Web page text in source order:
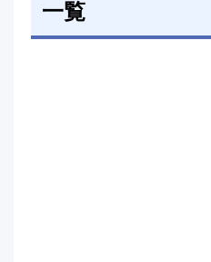
一覧